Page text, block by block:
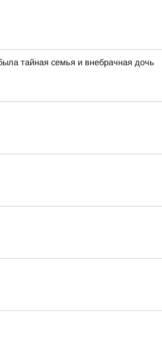
тайная семья и внебрачная дочь